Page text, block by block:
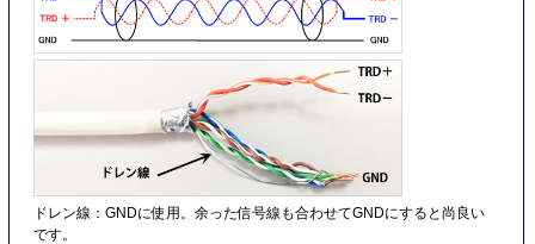
ドレン線：GNDに使用。余った信号線も合わせてGNDにすると尚良い
です。